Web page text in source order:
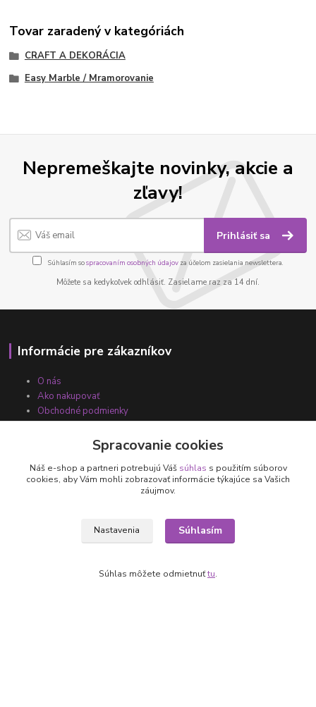
Tovar zaradený v kategóriách
CRAFT A DEKORÁCIA
Easy Marble / Mramorovanie
Nepremeškajte novinky, akcie a
zľavy!
Prihlásiť sa
Súhlasím sospracovaním osobných údajov za účelom zasielania newslettera.
Môžete sa kedykoľvek odhlásiť. Zasielame raz za 14 dní.
Informácie pre zákazníkov
O nás
Ako nakupovať
Obchodné podmienky
Fotogaléria
Spracovanie cookies
Náš e-shop a partneri potrebujú Váš súhlas s použitím súborov
cookies, aby Vám mohli zobrazovať informácie týkajúce sa Vašich
záujmov.
Nastavenia Súhlasím
Súhlas môžete odmietnuťtu.